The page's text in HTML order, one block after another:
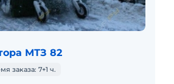
МТЗ 82
заказа: 7+1 ч.